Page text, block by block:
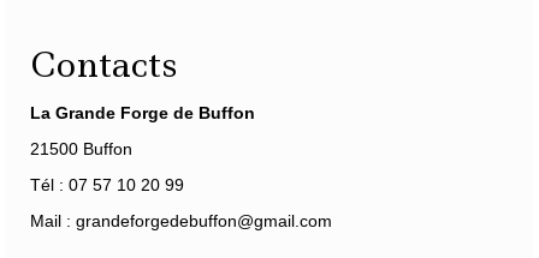
Contacts
La Grande Forge de Buffon
21500 Buffon
Tél : 07 57 10 20 99
Mail : grandeforgedebuffon@gmail.com